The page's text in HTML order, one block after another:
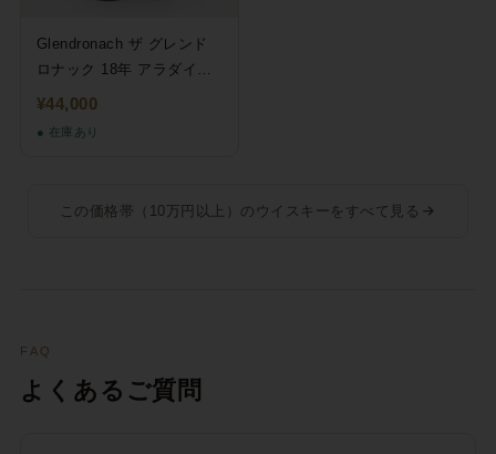
Glendronach ザ グレンド
ロナック 18年 アラダイス
700ml 46％ 箱あり
¥44,000
● 在庫あり
この価格帯（10万円以上）のウイスキーをすべて見る
FAQ
よくあるご質問